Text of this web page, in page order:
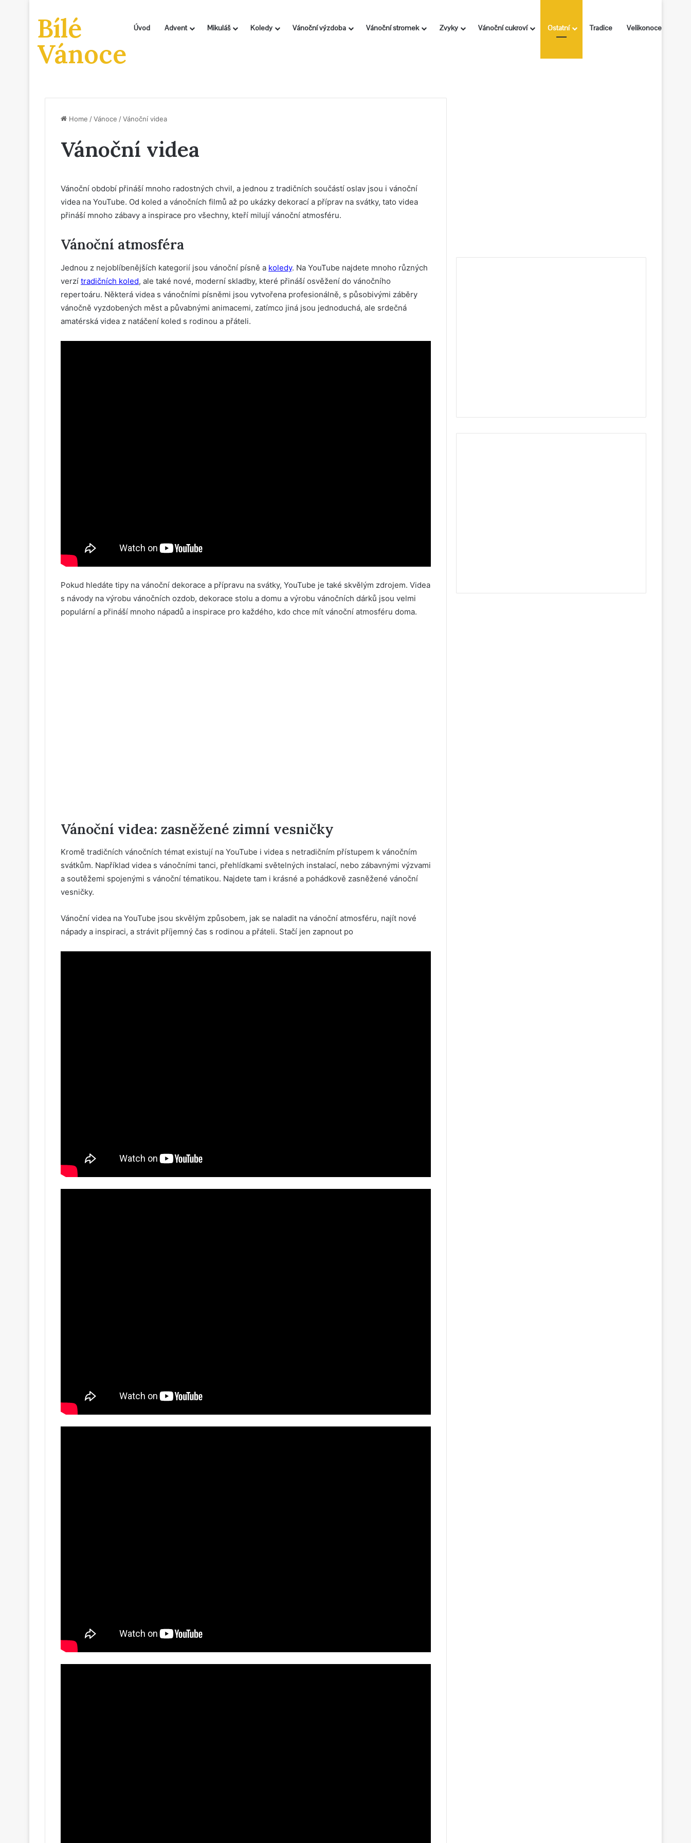
Bílé
Vánoce
Úvod Advent Mikuláš Koledy Vánoční výzdoba Vánoční stromek Zvyky Vánoční cukroví Ostatní Tradice Velikonoce
Home /Vánoce /Vánoční videa
Vánoční videa
Vánoční období přináší mnoho radostných chvil, a jednou z tradičních součástí oslav jsou i vánoční
videa na YouTube. Od koled a vánočních filmů až po ukázky dekorací a příprav na svátky, tato videa
přináší mnoho zábavy a inspirace pro všechny, kteří milují vánoční atmosféru.
Vánoční atmosféra
Jednou z nejoblíbenějších kategorií jsou vánoční písně a koledy. Na YouTube najdete mnoho různých
verzí tradičních koled, ale také nové, moderní skladby, které přináší osvěžení do vánočního
repertoáru. Některá videa s vánočními písněmi jsou vytvořena profesionálně, s působivými záběry
vánočně vyzdobených měst a půvabnými animacemi, zatímco jiná jsou jednoduchá, ale srdečná
amatérská videa z natáčení koled s rodinou a přáteli.
Pokud hledáte tipy na vánoční dekorace a přípravu na svátky, YouTube je také skvělým zdrojem. Videa
s návody na výrobu vánočních ozdob, dekorace stolu a domu a výrobu vánočních dárků jsou velmi
populární a přináší mnoho nápadů a inspirace pro každého, kdo chce mít vánoční atmosféru doma.
Vánoční videa: zasněžené zimní vesničky
Kromě tradičních vánočních témat existují na YouTube i videa s netradičním přístupem k vánočním
svátkům. Například videa s vánočními tanci, přehlídkami světelných instalací, nebo zábavnými výzvami
a soutěžemi spojenými s vánoční tématikou. Najdete tam i krásné a pohádkově zasněžené vánoční
vesničky.
Vánoční videa na YouTube jsou skvělým způsobem, jak se naladit na vánoční atmosféru, najít nové
nápady a inspiraci, a strávit příjemný čas s rodinou a přáteli. Stačí jen zapnout po